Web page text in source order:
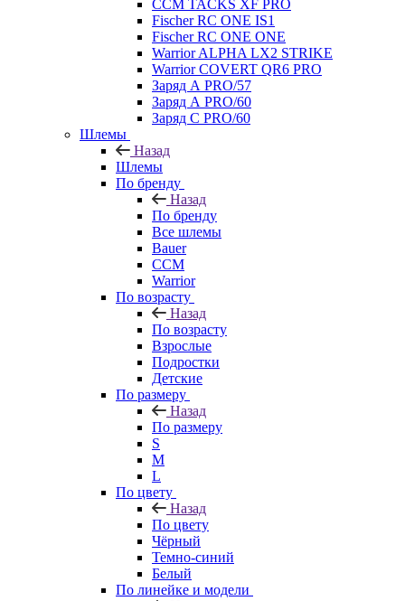
CCM TACKS XF PRO
Fischer RC ONE IS1
Fischer RC ONE ONE
Warrior ALPHA LX2 STRIKE
Warrior COVERT QR6 PRO
Заряд А PRO/57
Заряд А PRO/60
Заряд С PRO/60
Шлемы
Назад
Шлемы
По бренду
Назад
По бренду
Все шлемы
Bauer
CCM
Warrior
По возрасту
Назад
По возрасту
Взрослые
Подростки
Детские
По размеру
Назад
По размеру
S
M
L
По цвету
Назад
По цвету
Чёрный
Темно-синий
Белый
По линейке и модели